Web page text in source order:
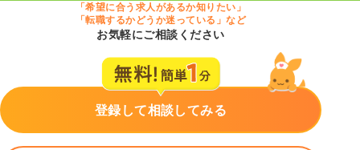
「希望に合う求人があるか知りたい」
「転職するかどうか迷っている」など
お気軽にご相談ください
登録して相談してみる